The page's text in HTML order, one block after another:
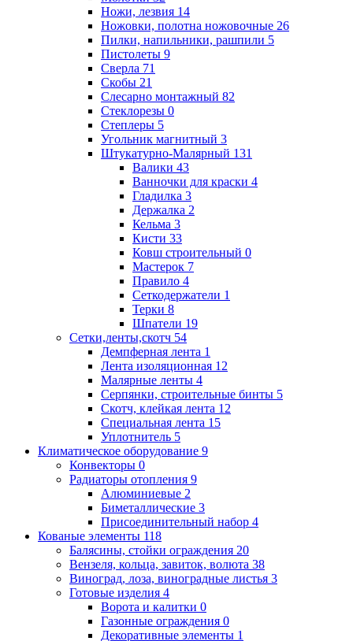
Ножи, лезвия 14
Ножовки, полотна ножовочные 26
Пилки, напильники, рашпили 5
Пистолеты 9
Сверла 71
Скобы 21
Слесарно монтажный 82
Стеклорезы 0
Степлеры 5
Угольник магнитный 3
Штукатурно-Малярный 131
Валики 43
Ванночки для краски 4
Гладилка 3
Держалка 2
Кельма 3
Кисти 33
Ковш строительный 0
Мастерок 7
Правило 4
Сеткодержатели 1
Терки 8
Шпатели 19
Сетки,ленты,скотч 54
Демпферная лента 1
Лента изоляционная 12
Малярные ленты 4
Серпянки, строительные бинты 5
Скотч, клейкая лента 12
Специальная лента 15
Уплотнитель 5
Климатическое оборудование 9
Конвекторы 0
Радиаторы отопления 9
Алюминиевые 2
Биметаллические 3
Присоединительный набор 4
Кованые элементы 118
Балясины, стойки ограждения 20
Вензеля, кольца, завиток, волюта 38
Виноград, лоза, виноградные листья 3
Готовые изделия 4
Ворота и калитки 0
Газонные ограждения 0
Декоративные элементы 1